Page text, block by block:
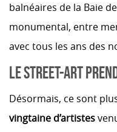
balnéaires de la Baie
monumental, entre
avec tous les ans des
LE STREET-ART
Désormais, ce sont
vingtaine d’artistes